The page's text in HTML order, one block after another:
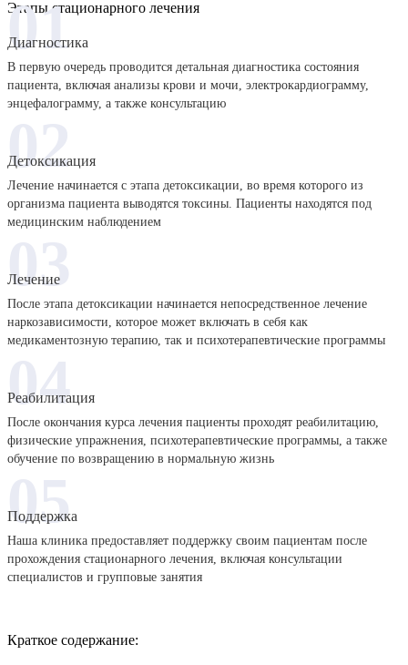
Этапы стационарного лечения
Диагностика
В первую очередь проводится детальная диагностика состояния
пациента, включая анализы крови и мочи, электрокардиограмму,
энцефалограмму, а также консультацию
01
Детоксикация
Лечение начинается с этапа детоксикации, во время которого из
организма пациента выводятся токсины. Пациенты находятся под
медицинским наблюдением
02
Лечение
После этапа детоксикации начинается непосредственное лечение
наркозависимости, которое может включать в себя как
медикаментозную терапию, так и психотерапевтические программы
03
Реабилитация
После окончания курса лечения пациенты проходят реабилитацию,
физические упражнения, психотерапевтические программы, а также
обучение по возвращению в нормальную жизнь
04
Поддержка
Наша клиника предоставляет поддержку своим пациентам после
прохождения стационарного лечения, включая консультации
специалистов и групповые занятия
05
Краткое содержание: